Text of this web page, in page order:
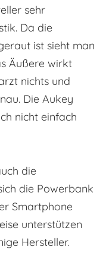
sehr
Da die
ist sieht man
Äußere wirkt
nichts und
Die Aukey
nicht einfach
die
die Powerbank
Smartphone
unterstützen
Hersteller.